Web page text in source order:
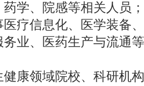
药学、院感等相关人员；
医疗信息化、医学装备
务业、医药生产与流通
健康领域院校、科研机